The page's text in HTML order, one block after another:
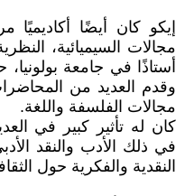
إيكو كان أيضًا
مجالات السيميائية،
أستاذًا في جامعة
وقدم العديد من
مجالات الفلسفة واللغة.
كان له تأثير كبير في
في ذلك الأدب والنقد
النقدية والفكرية حول